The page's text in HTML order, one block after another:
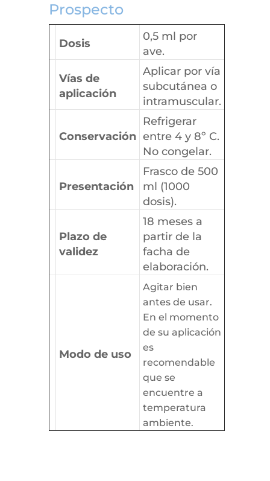
Prospecto
Dosis
0,5 ml por
ave.
Vías de
aplicación
Aplicar por vía
subcutánea o
intramuscular.
Conservación
Refrigerar
entre 4 y 8º C.
No congelar.
Presentación
Frasco de 500
ml (1000
dosis).
Plazo de
validez
18 meses a
partir de la
facha de
elaboración.
Modo de uso
Agitar bien
antes de usar.
En el momento
de su aplicación
es
recomendable
que se
encuentre a
temperatura
ambiente.